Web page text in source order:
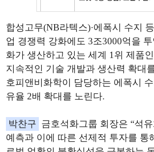
합성고무(NB라텍스)·에폭시 수지
업 경쟁력 강화에도 3조3000억을
화가 생산하고 있는 세계 1위 제품
지속적인 기술 개발과 생산력 확대
호피앤비화학이 담당하는 에폭시
유율 2배 확대를 노린다.
박찬구 금호석화그룹 회장은 “석
예측과 이에 따른 선제적 투자를 통